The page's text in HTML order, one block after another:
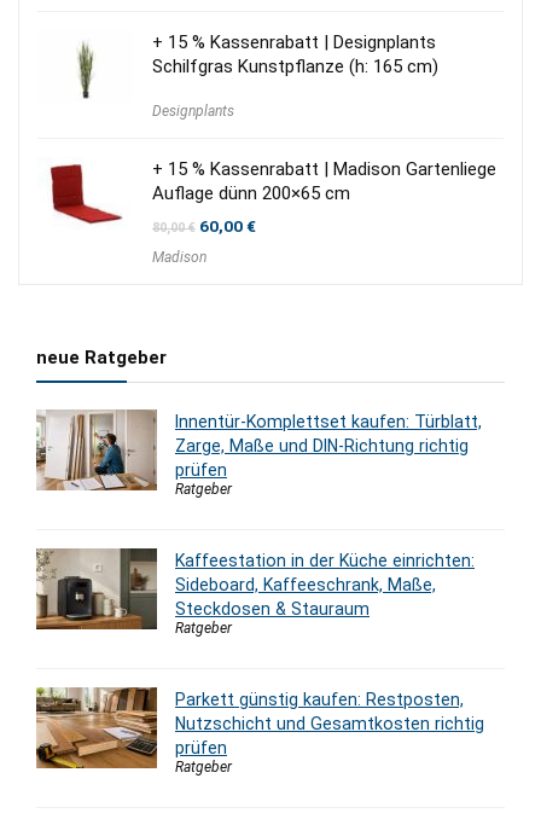
+ 15 % Kassenrabatt | Designplants
Schilfgras Kunstpflanze (h: 165 cm)
Designplants
+ 15 % Kassenrabatt | Madison Gartenliege
Auflage dünn 200×65 cm
80,00€ Ursprünglicher
war:
60,00€Aktueller
Madison
neue Ratgeber
Innentür-Komplettset kaufen: Türblatt,
Zarge, Maße und DIN-Richtung richtig
prüfen
Ratgeber
Kaffeestation in der Küche einrichten:
Sideboard, Kaffeeschrank, Maße,
Steckdosen & Stauraum
Ratgeber
Parkett günstig kaufen: Restposten,
Nutzschicht und Gesamtkosten richtig
prüfen
Ratgeber